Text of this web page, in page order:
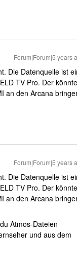
Forum|Forum|5 years
Die Datenquelle ist
TV Pro. Der könnte
an den Arcana
Forum|Forum|5 years
Die Datenquelle ist
TV Pro. Der könnte
an den Arcana
Atmos-Dateien
und aus dem